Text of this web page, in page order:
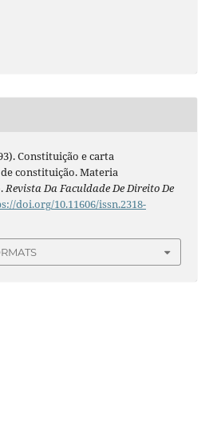
Constituição e carta
constituição. Materia
Revista Da Faculdade De Direito De
doi.org/10.11606/issn.2318-